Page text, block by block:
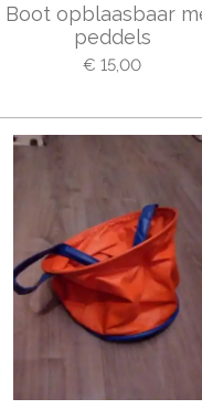
Boot opblaasbaar
peddels
€ 15,00